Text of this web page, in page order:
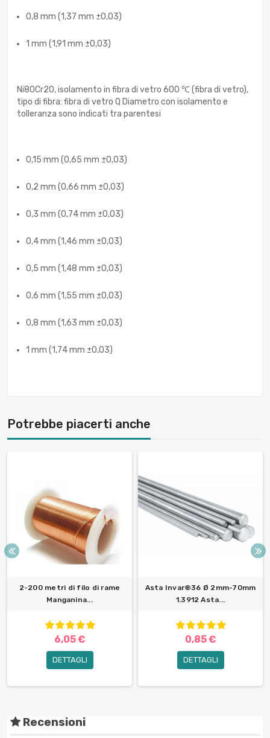
0,8 mm (1,37 mm ±0,03)
1 mm (1,91 mm ±0,03)
Ni80Cr20, isolamento in fibra di vetro 600 ℃ (fibra di vetro),
tipo di fibra: fibra di vetro Q Diametro con isolamento e
tolleranza sono indicati tra parentesi
0,15 mm (0,65 mm ±0,03)
0,2 mm (0,66 mm ±0,03)
0,3 mm (0,74 mm ±0,03)
0,4 mm (1,46 mm ±0,03)
0,5 mm (1,48 mm ±0,03)
0,6 mm (1,55 mm ±0,03)
0,8 mm (1,63 mm ±0,03)
1 mm (1,74 mm ±0,03)
Potrebbe piacerti anche
2-200 metri di filo di rame
Manganina...
6,05 €
DETTAGLI
Asta Invar®36 Ø 2mm-70mm
1.3912 Asta...
0,85 €
DETTAGLI
Recensioni